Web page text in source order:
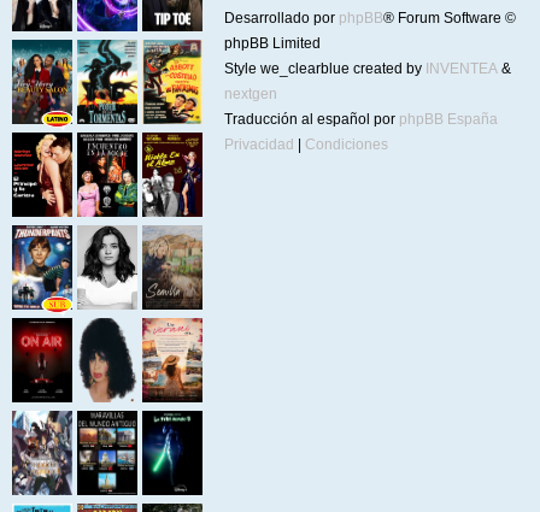
Desarrollado por phpBB® Forum Software ©
phpBB Limited
Style we_clearblue created by INVENTEA &
nextgen
Traducción al español por phpBB España
Privacidad
Condiciones